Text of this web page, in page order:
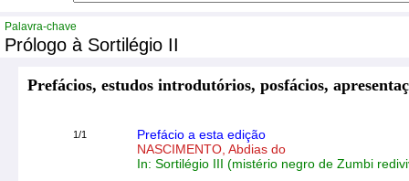
Palavra-chave
Prólogo à Sortilégio II
Prefácios, estudos introdutórios, posfácios,
1/1
Prefácio a esta edição
NASCIMENTO, Abdias do
In: Sortilégio III (mistério negro de Zumbi